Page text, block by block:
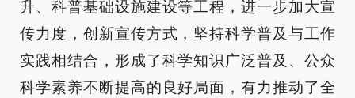
升、科普基础设施建设等工程，进一步加大宣
传力度，创新宣传方式，坚持科学普及与工作
实践相结合，形成了科学知识广泛普及、公众
科学素养不断提高的良好局面，有力推动了全